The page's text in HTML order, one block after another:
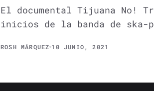
El documental Tijuana No!
inicios de la banda de ska-
ROSH MÁRQUEZ 10 JUNIO, 2021